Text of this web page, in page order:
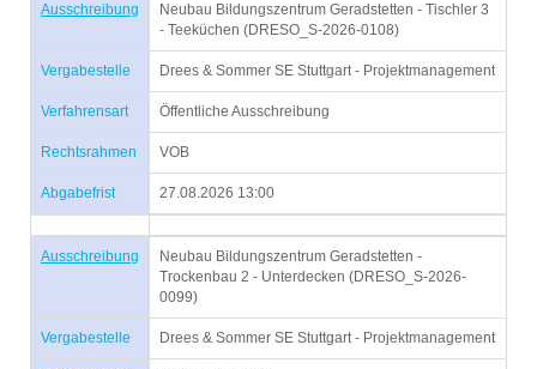
Ausschreibung
Neubau Bildungszentrum Geradstetten - Tischler 3
- Teeküchen (DRESO_S-2026-0108)
Vergabestelle Drees & Sommer SE Stuttgart - Projektmanagement
Verfahrensart Öffentliche Ausschreibung
Rechtsrahmen VOB
Abgabefrist 27.08.2026 13:00
Ausschreibung
Neubau Bildungszentrum Geradstetten -
Trockenbau 2 - Unterdecken (DRESO_S-2026-
0099)
Vergabestelle Drees & Sommer SE Stuttgart - Projektmanagement